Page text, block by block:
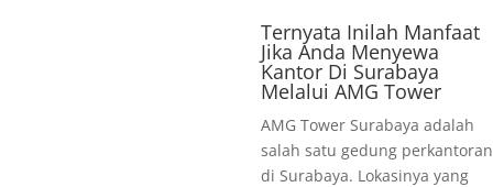
Ternyata Inilah Manfaat
Jika Anda Menyewa
Kantor Di Surabaya
Melalui AMG Tower
AMG Tower Surabaya adalah
salah satu gedung perkantoran
di Surabaya. Lokasinya yang